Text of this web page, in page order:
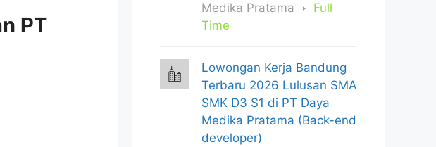
PT
Medika Pratama
Full
Time
Lowongan Kerja Bandung
Terbaru 2026 Lulusan SMA
SMK D3 S1 di PT Daya
Medika Pratama (Back-end
developer)